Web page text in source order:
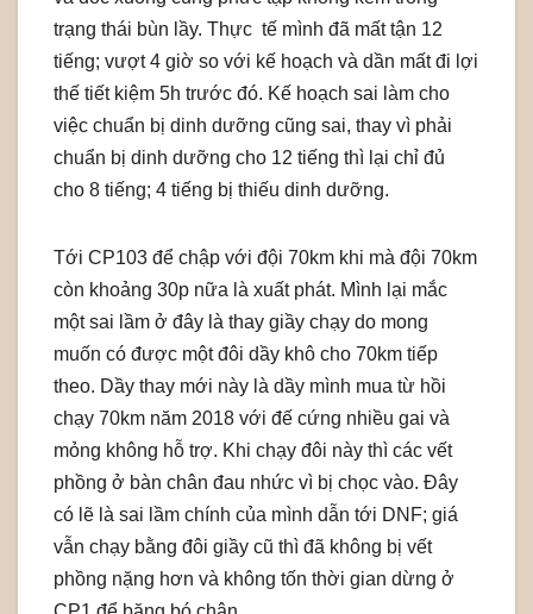
trạng thái bùn lầy. Thực tế mình đã mất tận 12
tiếng; vượt 4 giờ so với kế hoạch và dần mất đi lợi
thế tiết kiệm 5h trước đó. Kế hoạch sai làm cho
việc chuẩn bị dinh dưỡng cũng sai, thay vì phải
chuẩn bị dinh dưỡng cho 12 tiếng thì lại chỉ đủ
cho 8 tiếng; 4 tiếng bị thiếu dinh dưỡng.
Tới CP103 để chập với đội 70km khi mà đội 70km
còn khoảng 30p nữa là xuất phát. Mình lại mắc
một sai lầm ở đây là thay giầy chạy do mong
muốn có được một đôi dầy khô cho 70km tiếp
theo. Dầy thay mới này là dầy mình mua từ hồi
chạy 70km năm 2018 với đế cứng nhiều gai và
mỏng không hỗ trợ. Khi chạy đôi này thì các vết
phồng ở bàn chân đau nhức vì bị chọc vào. Đây
có lẽ là sai lầm chính của mình dẫn tới DNF; giá
vẫn chạy bằng đôi giầy cũ thì đã không bị vết
phồng nặng hơn và không tốn thời gian dừng ở